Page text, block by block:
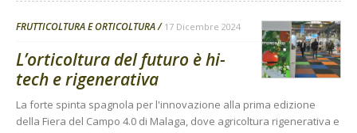
FRUTTICOLTURA E ORTICOLTURA 17 Dicembre 2024
L’orticoltura del futuro è hi-
tech e rigenerativa
La forte spinta spagnola per l'innovazione alla prima edizione
della Fiera del Campo 4.0 di Malaga, dove agricoltura rigenerativa e